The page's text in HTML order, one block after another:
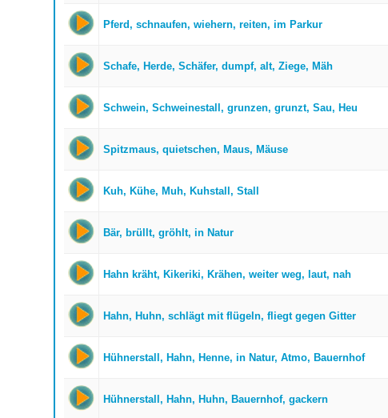
Pferd, schnaufen, wiehern, reiten, im Parkur
Schafe, Herde, Schäfer, dumpf, alt, Ziege, Mäh
Schwein, Schweinestall, grunzen, grunzt, Sau, Heu
Spitzmaus, quietschen, Maus, Mäuse
Kuh, Kühe, Muh, Kuhstall, Stall
Bär, brüllt, gröhlt, in Natur
Hahn kräht, Kikeriki, Krähen, weiter weg, laut, nah
Hahn, Huhn, schlägt mit flügeln, fliegt gegen Gitter
Hühnerstall, Hahn, Henne, in Natur, Atmo, Bauernhof
Hühnerstall, Hahn, Huhn, Bauernhof, gackern